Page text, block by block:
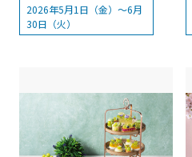
2026年5月1日（金）～6月
30日（火）